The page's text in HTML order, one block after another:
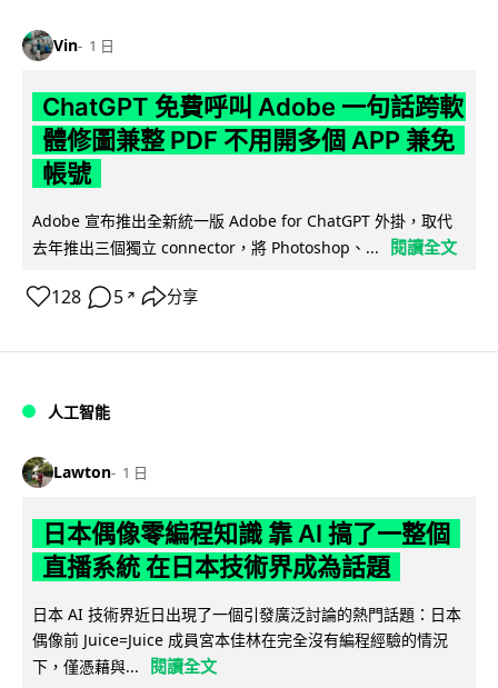
Vin 1 日
ChatGPT 免費呼叫 Adobe 一句話跨軟
體修圖兼整 PDF 不用開多個 APP 兼免
帳號
Adobe 宣布推出全新統一版 Adobe for ChatGPT 外掛，取代
去年推出三個獨立 connector，將 Photoshop、...
閱讀全文
128 5 ↗ 分享
人工智能
Lawton 1 日
日本偶像零編程知識 靠 AI 搞了一整個
直播系統 在日本技術界成為話題
日本 AI 技術界近日出現了一個引發廣泛討論的熱門話題：日本
偶像前 Juice=Juice 成員宮本佳林在完全沒有編程經驗的情況
下，僅憑藉與...
閱讀全文